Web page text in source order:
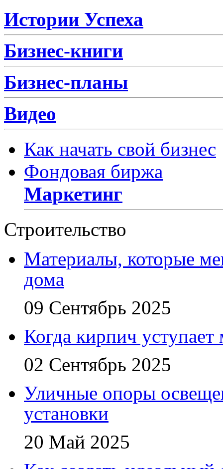
Истории Успеха
Бизнес-книги
Бизнес-планы
Видео
Как начать свой бизнес
Фондовая биржа
Маркетинг
Строительство
Материалы, которые
дома
09 Сентябрь 2025
Когда кирпич
02 Сентябрь 2025
Уличные опоры
установки
20 Май 2025